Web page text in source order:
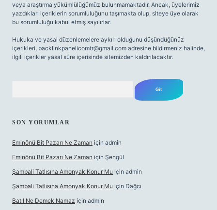
veya araştırma yükümlülüğümüz bulunmamaktadır. Ancak, üyelerimiz
yazdıkları içeriklerin sorumluluğunu taşımakta olup, siteye üye olarak
bu sorumluluğu kabul etmiş sayılırlar.
Hukuka ve yasal düzenlemelere aykırı olduğunu düşündüğünüz
içerikleri, backlinkpanelicomtr@gmail.com adresine bildirmeniz halinde,
ilgili içerikler yasal süre içerisinde sitemizden kaldırılacaktır.
SON YORUMLAR
Eminönü Bit Pazarı Ne Zaman için admin
Eminönü Bit Pazarı Ne Zaman için Şengül
Şambali Tatlısına Amonyak Konur Mu için admin
Şambali Tatlısına Amonyak Konur Mu için Dağcı
Batıl Ne Demek Namaz için admin